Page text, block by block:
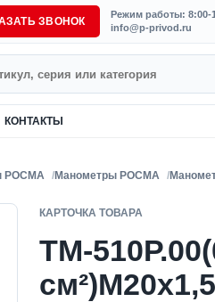
ЗВОНОК
Режим работы: 8:00-
info@p-privod.ru
КОНТАКТЫ
РОСМА Манометры РОСМА
КАРТОЧКА ТОВАРА
ТМ-